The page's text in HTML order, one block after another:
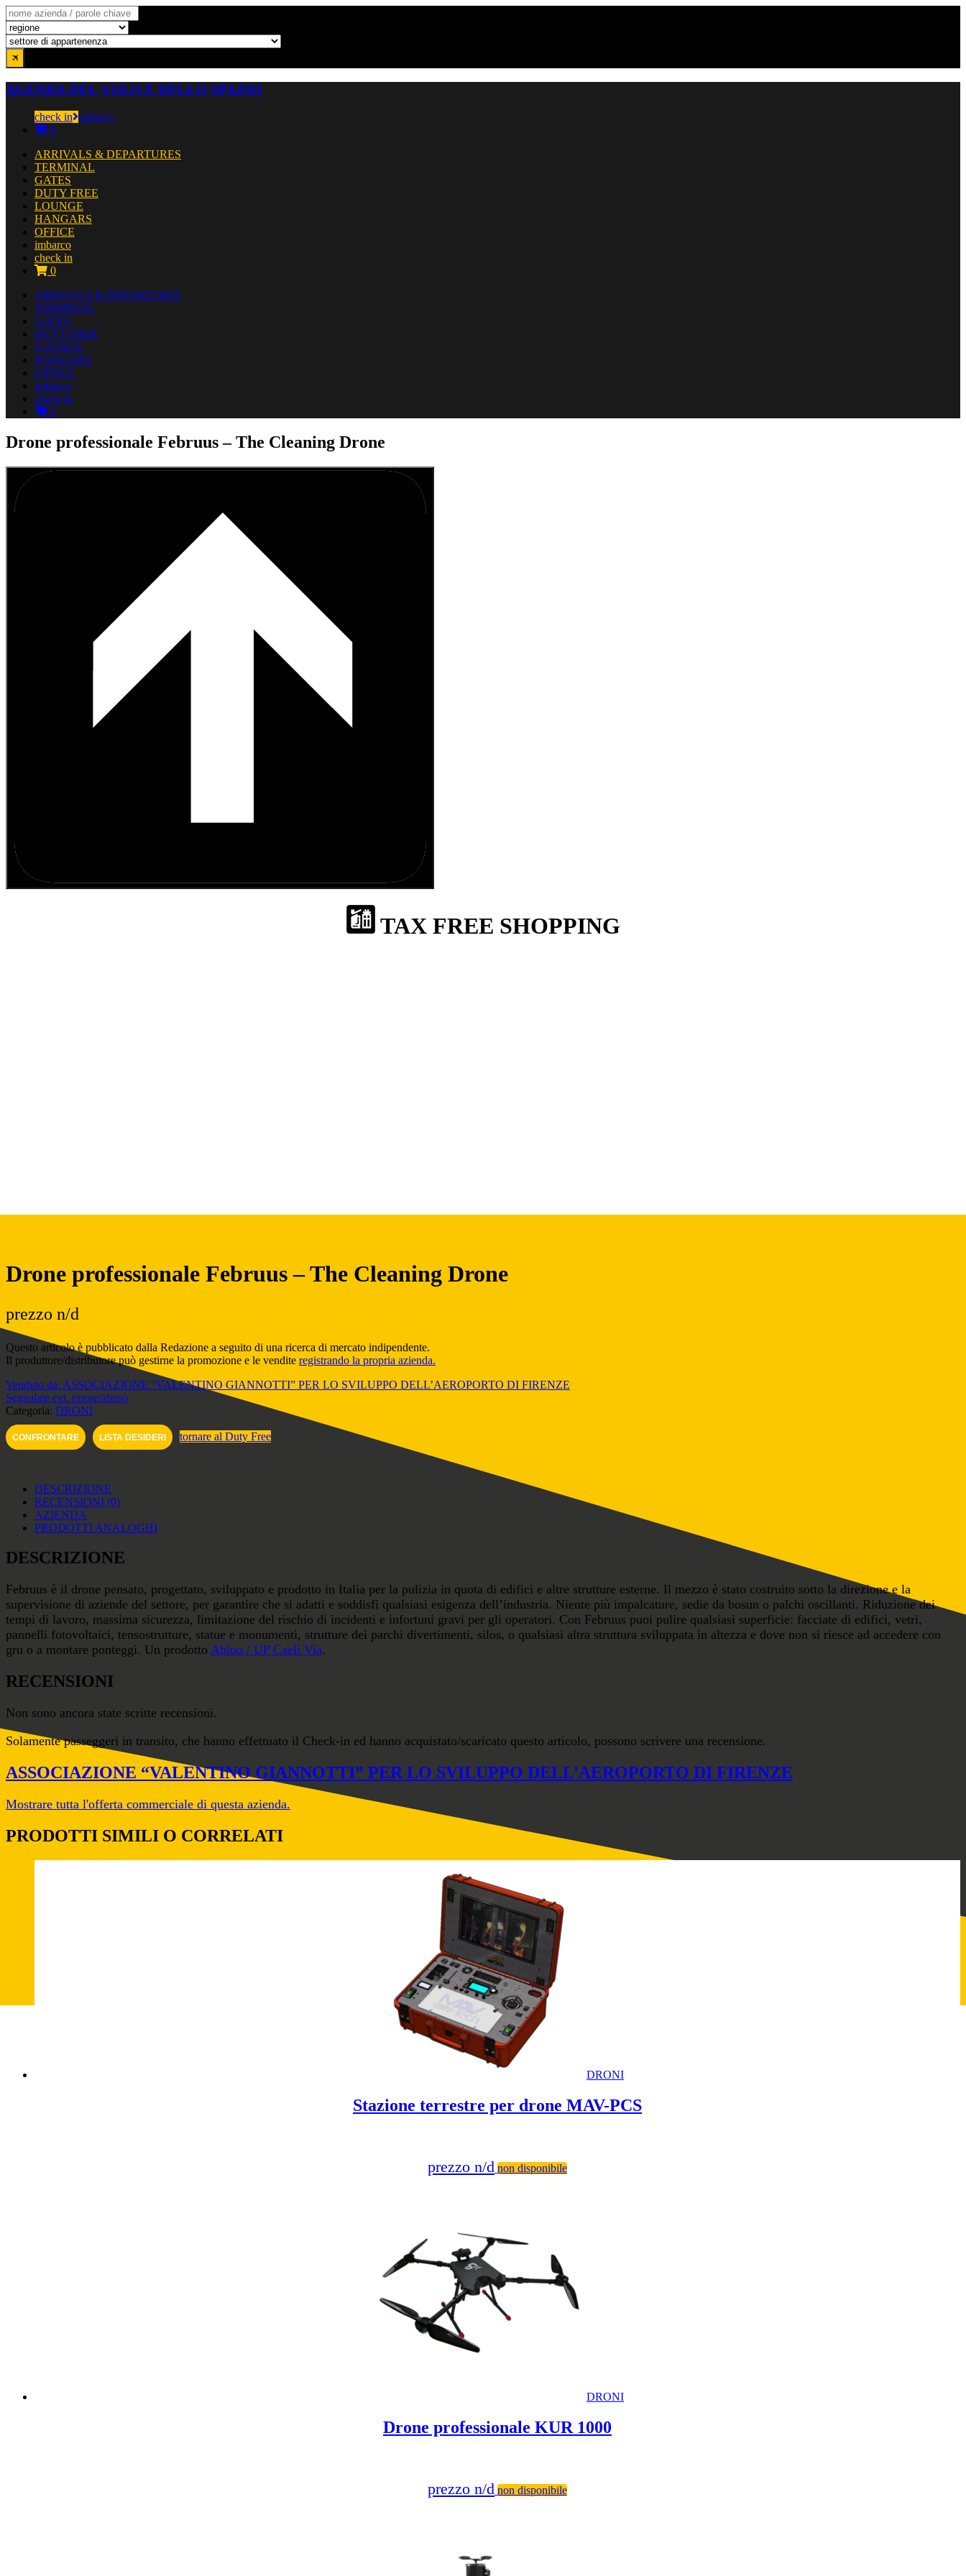
AGENDA DEL VOLO E DELLO SPAZIO
check in imbarco
0
ARRIVALS & DEPARTURES
TERMINAL
GATES
DUTY FREE
LOUNGE
HANGARS
OFFICE
imbarco
check in
0
ARRIVALS & DEPARTURES
TERMINAL
GATES
DUTY FREE
LOUNGE
HANGARS
OFFICE
imbarco
check in
0
Drone professionale Februus – The Cleaning Drone
TAX FREE SHOPPING
Drone professionale Februus – The Cleaning Drone
prezzo n/d
Questo articolo è pubblicato dalla Redazione a seguito di una ricerca di mercato indipendente.
Il produttore/distributore può gestirne la promozione e le vendite registrando la propria azienda.
Venduto da: ASSOCIAZIONE “VALENTINO GIANNOTTI” PER LO SVILUPPO DELL’AEROPORTO DI FI­RENZE
Segnalate evt. errore/abuso
Categoria: DRONI
CONFRONTARE LISTA DESIDERI tornare al Duty Free
DESCRIZIONE
RECENSIONI (0)
AZIENDA
PRODOTTI ANALOGHI
DESCRIZIONE
Februus è il drone pensato, progettato, sviluppato e prodotto in Italia per la pulizia in quota di edifici e altre strutture esterne. Il mezzo è stato costruito sotto la direzione e la
supervisione di aziende del settore, per garantire che si adatti e soddisfi qualsiasi esigenza dell’industria. Niente più impalcature, sedie da bosun o palchi oscillanti. Riduzione dei
tempi di lavoro, massima sicurezza, limitazione del rischio di incidenti e infortuni gravi per gli operatori. Con Februus puoi pulire qualsiasi superficie: facciate di edifici, vetri,
pannelli fotovoltaici, tensostrutture, statue e monumenti, strutture dei parchi divertimenti, silos, o qualsiasi altra struttura sviluppata in altezza e dove non si riesce ad accedere con
gru o a montare ponteggi. Un prodotto Abluo / UP Caeli Via.
RECENSIONI
Non sono ancora state scritte recensioni.
Solamente passeggeri in transito, che hanno effettuato il Check-in ed hanno acquistato/scaricato questo articolo, possono scrivere una recensione.
ASSOCIAZIONE “VALENTINO GIANNOTTI” PER LO SVILUPPO DELL’AEROPORTO DI FI­RENZE
Mostrare tutta l'offerta commerciale di questa azienda.
PRODOTTI SIMILI O CORRELATI
DRONI
Stazione terrestre per drone MAV-PCS
prezzo n/d non disponibile
DRONI
Drone professionale KUR 1000
prezzo n/d non disponibile